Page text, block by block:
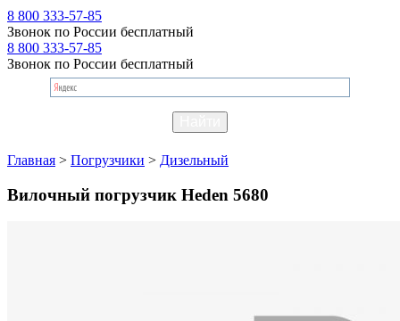
8 800 333-57-85
Звонок по России бесплатный
8 800 333-57-85
Звонок по России бесплатный
Главная > Погрузчики > Дизельный
Вилочный погрузчик Heden 5680